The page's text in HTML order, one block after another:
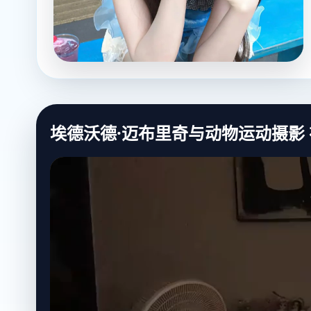
埃德沃德·迈布里奇与动物运动摄影